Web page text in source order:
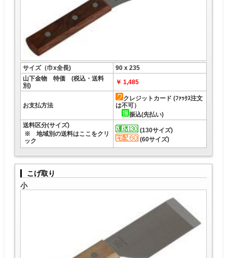
サイズ（巾x全長)
90 x 235
山下金物 特価 (税込・送料
別)
￥ 1,485
お支払方法
クレジットカード (ﾌｧｯｸｽ注文
は不可）
振込(先払い)
送料区分(サイズ)
※ 地域別の送料はここをクリ
ック
(130サイズ)
(60サイズ)
こげ取り
小